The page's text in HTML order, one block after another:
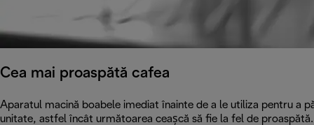
Cea mai proaspătă cafea
Aparatul macină boabele imediat înainte de a le utiliza pentru a
unitate, astfel încât următoarea ceașcă să fie la fel de proaspătă.